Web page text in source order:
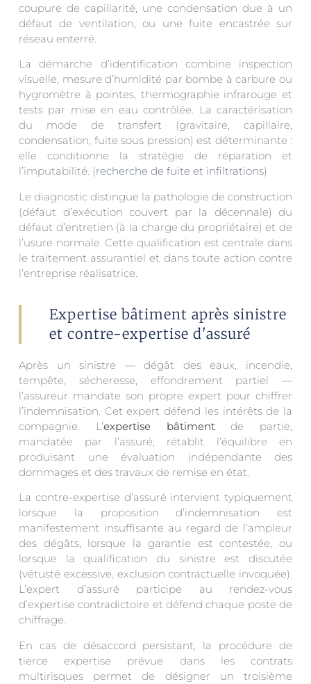
coupure de capillarité, une condensation due à un
défaut de ventilation, ou une fuite encastrée sur
réseau enterré.
La démarche d’identification combine inspection
visuelle, mesure d’humidité par bombe à carbure ou
hygromètre à pointes, thermographie infrarouge et
tests par mise en eau contrôlée. La caractérisation
du mode de transfert (gravitaire, capillaire,
condensation, fuite sous pression) est déterminante :
elle conditionne la stratégie de réparation et
l’imputabilité. (recherche de fuite et infiltrations)
Le diagnostic distingue la pathologie de construction
(défaut d’exécution couvert par la décennale) du
défaut d’entretien (à la charge du propriétaire) et de
l’usure normale. Cette qualification est centrale dans
le traitement assurantiel et dans toute action contre
l’entreprise réalisatrice.
Expertise bâtiment après sinistre
et contre-expertise d'assuré
Après un sinistre — dégât des eaux, incendie,
tempête, sécheresse, effondrement partiel —
l’assureur mandate son propre expert pour chiffrer
l’indemnisation. Cet expert défend les intérêts de la
compagnie. L’expertise bâtimentde partie,
mandatée par l’assuré, rétablit l’équilibre en
produisant une évaluation indépendante des
dommages et des travaux de remise en état.
La contre-expertise d’assuré intervient typiquement
lorsque la proposition d’indemnisation est
manifestement insuffisante au regard de l’ampleur
des dégâts, lorsque la garantie est contestée, ou
lorsque la qualification du sinistre est discutée
(vétusté excessive, exclusion contractuelle invoquée).
L’expert d’assuré participe au rendez-vous
d’expertise contradictoire et défend chaque poste de
chiffrage.
En cas de désaccord persistant, la procédure de
tierce expertise prévue dans les contrats
multirisques permet de désigner un troisième